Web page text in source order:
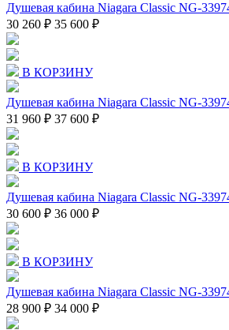
Душевая кабина Niagara Classic NG-
30 260 ₽ 35 600 ₽
В КОРЗИНУ
Душевая кабина Niagara Classic NG-
31 960 ₽ 37 600 ₽
В КОРЗИНУ
Душевая кабина Niagara Classic NG-
30 600 ₽ 36 000 ₽
В КОРЗИНУ
Душевая кабина Niagara Classic NG-
28 900 ₽ 34 000 ₽